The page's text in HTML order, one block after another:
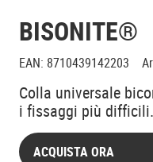
BISONITE®
EAN: 8710439142203
Colla universale
i fissaggi più difficili.
ACQUISTA ORA